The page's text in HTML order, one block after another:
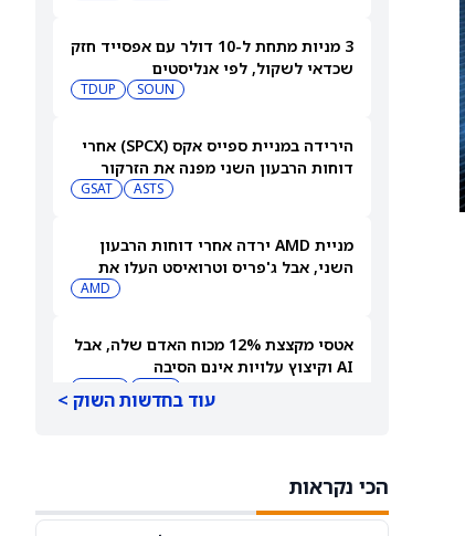
3 מניות מתחת ל-10 דולר עם אפסייד חזק
שכדאי לשקול, לפי אנליסטים
SOUN
TDUP
הירידה במניית ספייס אקס (SPCX) אחרי
דוחות הרבעון השני מפנה את הזרקור
לקרנות סל חלל עם חשיפה גבוהה
ASTS
GSAT
מניית AMD ירדה אחרי דוחות הרבעון
השני, אבל ג'פריס וטרואיסט העלו את
AMD
אטסי מקצצת 12% מכוח האדם שלה, אבל
AI וקיצוץ עלויות אינם הסיבה
מחיר היעד למניית אנבידיה (אנבידיה)
עוד בחדשות השוק >
הכי נקראות